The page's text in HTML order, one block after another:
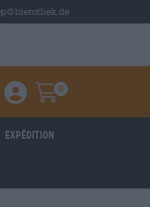
Einloggen / Anmelden
Warenkorb
0
Expédition